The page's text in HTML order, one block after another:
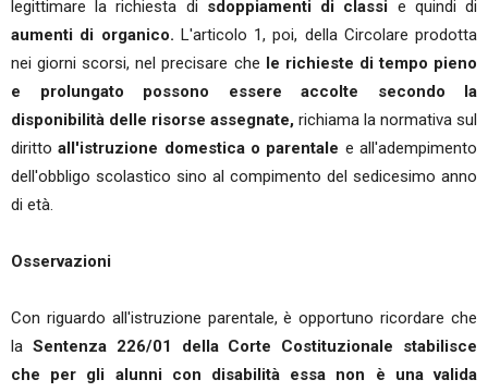
legittimare la richiesta di sdoppiamenti di classi e quindi di
aumenti di organico. L'articolo 1, poi, della Circolare prodotta
nei giorni scorsi, nel precisare che le richieste di tempo pieno
e prolungato possono essere accolte secondo la
disponibilità delle risorse assegnate, richiama la normativa sul
dirittoall'istruzione domestica o parentale e all'adempimento
dell'obbligo scolastico sino al compimento del sedicesimo anno
di età.
Osservazioni
Con riguardo all'istruzione parentale, è opportuno ricordare che
la Sentenza 226/01 della Corte Costituzionale stabilisce
che per gli alunni con disabilità essa non è una valida